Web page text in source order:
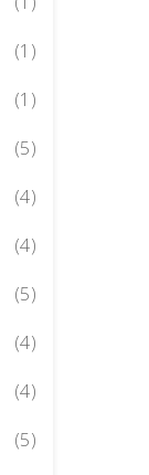
(1)
(1)
(5)
(4)
(4)
(5)
(4)
(4)
(5)